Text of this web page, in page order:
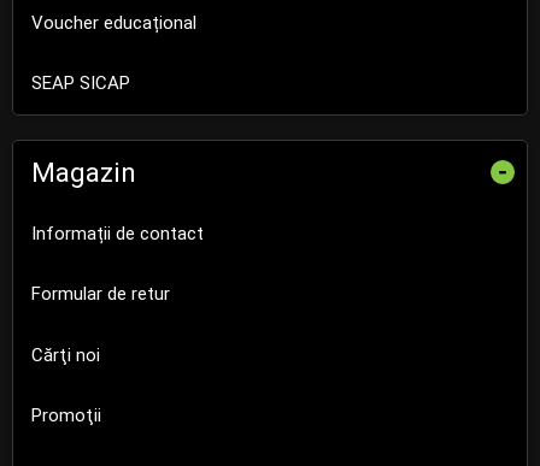
Voucher educațional
SEAP SICAP
Magazin -
Informații de contact
Formular de retur
Cărţi noi
Promoţii